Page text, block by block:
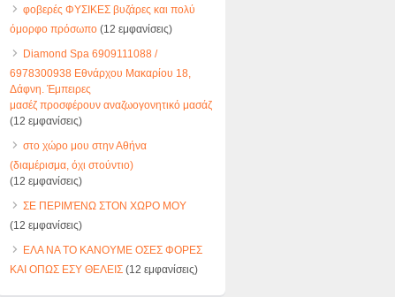
φοβερές ΦΥΣΙΚΕΣ βυζάρες και πολύ
όμορφο πρόσωπο(12 εμφανίσεις)
Diamond Spa 6909111088 /
6978300938 Εθνάρχου Μακαρίου 18,
Δάφνη. Έμπειρες
μασέζ προσφέρουν αναζωογονητικό μασάζ
(12 εμφανίσεις)
στο χώρο μου στην Αθήνα
(διαμέρισμα, όχι στούντιο)
(12 εμφανίσεις)
ΣΕ ΠΕΡΙΜΈΝΩ ΣΤΟΝ ΧΩΡΟ MOY
(12 εμφανίσεις)
ΕΛΑ ΝΑ ΤΟ ΚΑΝΟΥΜΕ ΟΣΕΣ ΦΟΡΕΣ
ΚΑΙ ΟΠΩΣ ΕΣΥ ΘΕΛΕΙΣ(12 εμφανίσεις)